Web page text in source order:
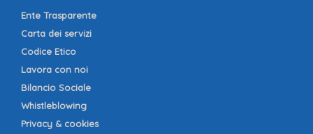
Ente Trasparente
Carta dei servizi
Codice Etico
Lavora con noi
Bilancio Sociale
Whistleblowing
Privacy & cookies